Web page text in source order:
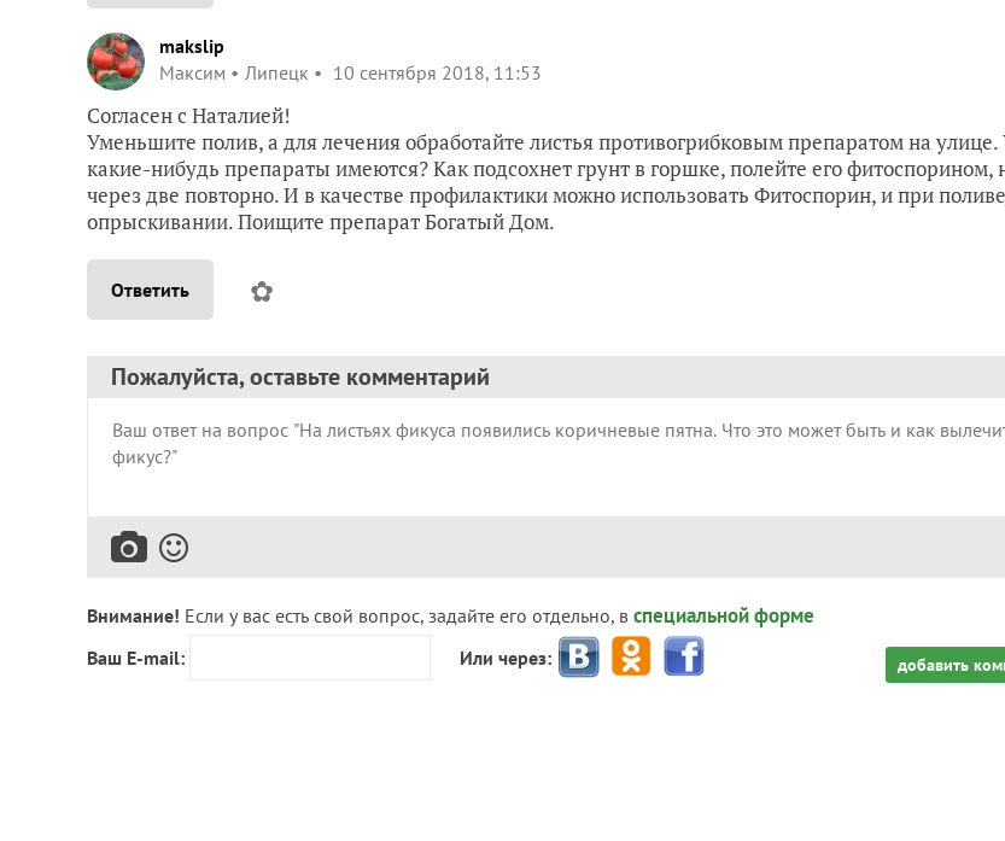
makslip
Максим
Липецк 10 сентября 2018, 11:53
Согласен с Наталией!
Уменьшите полив, а для лечения обработайте листья противогрибковым препаратом на улице.
какие-нибудь препараты имеются? Как подсохнет грунт в горшке, полейте его фитоспорином,
через две повторно. И в качестве профилактики можно использовать Фитоспорин, и при
опрыскивании. Поищите препарат Богатый Дом.
Ответить ✿
Пожалуйста, оставьте комментарий
Внимание! Если у вас есть свой вопрос, задайте его отдельно, в специальной форме
Ваш E-mail: Или через: добавить